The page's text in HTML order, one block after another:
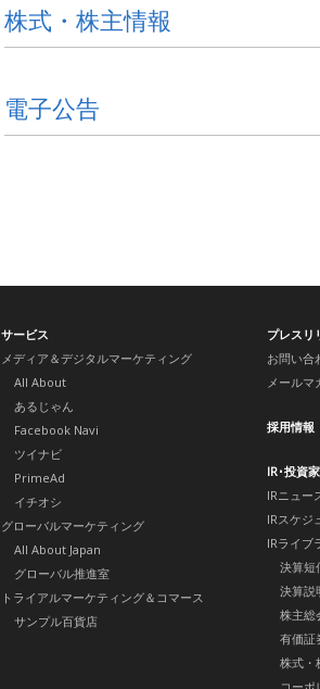
株式・株主情報
電子公告
サービス
メディア＆デジタルマーケティング
All About
あるじゃん
Facebook Navi
ツイナビ
PrimeAd
イチオシ
グローバルマーケティング
All About Japan
グローバル推進室
トライアルマーケティング＆コマース
サンプル百貨店
プレスリ
お問い合
メールマ
採用情報
IR･投資
IRニュー
IRスケジ
IRライブ
決算短
決算説
株主総
有価証
株式・